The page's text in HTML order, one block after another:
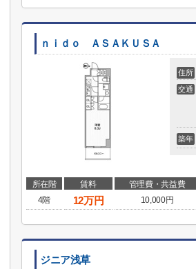
ｎｉｄｏ ＡＳＡＫＵＳＡ
住所
交通
築年
所在階 賃料 管理費・共益費
4階
12万円 10,000円
ジニア浅草